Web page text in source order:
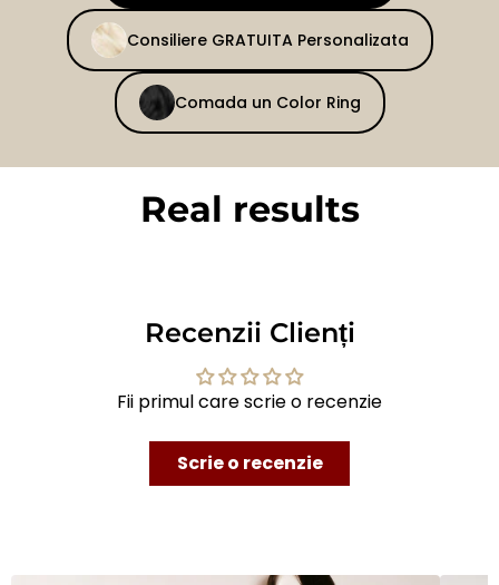
Consiliere GRATUITA Personalizata
Comada un Color Ring
Real results
Recenzii Clienți
Fii primul care scrie o recenzie
Scrie o recenzie